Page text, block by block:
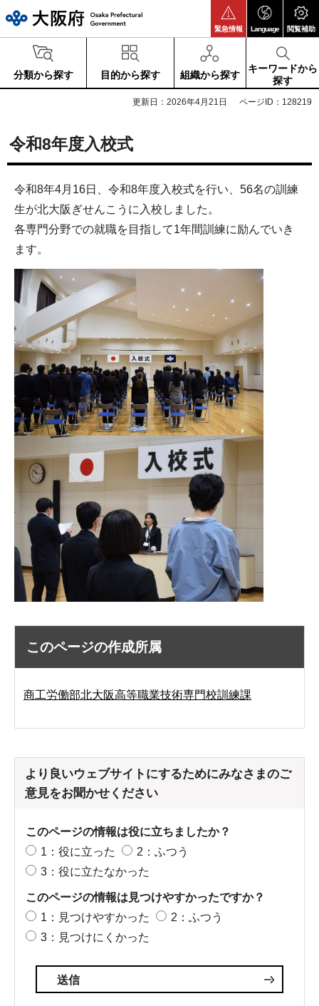
緊急情報 Language 閲覧補助
分類から探す 目的から探す 組織から探す
キーワードから
探す
更新日：2026年4月21日 ページID：128219
令和8年度入校式
令和8年4月16日、令和8年度入校式を行い、56名の訓練
生が北大阪ぎせんこうに入校しました。
各専門分野での就職を目指して1年間訓練に励んでいき
ます。
このページの作成所属
商工労働部北大阪高等職業技術専門校訓練課
より良いウェブサイトにするためにみなさまのご
意見をお聞かせください
このページの情報は役に立ちましたか？
1：役に立った
2：ふつう
3：役に立たなかった
このページの情報は見つけやすかったですか？
1：見つけやすかった
2：ふつう
3：見つけにくかった